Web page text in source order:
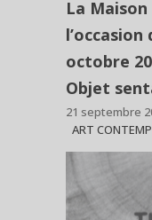
La
l’occasion
octobre
Objet
21 septembre
ART